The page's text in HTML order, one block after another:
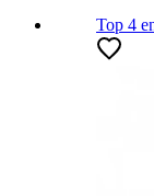
Top 4